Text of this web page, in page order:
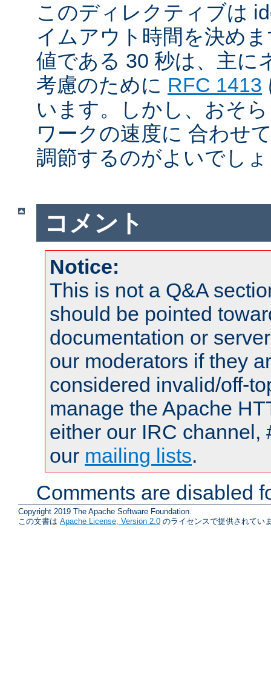
このディレクティブは
イムアウト時間を決め
値である 30 秒は、主に
考慮のために RFC 1413
います。しかし、おそ
ワークの速度に 合わせ
調節するのがよいでし
コメント
Notice:
This is not a Q&A
should be pointed
documentation or
our moderators if they
considered invalid/off-
manage the Apache
either our IRC channel,
our mailing lists.
Comments are disabled
Copyright 2019 The Apache Software Foundation.
この文書は Apache License, Version 2.0 のライセンスで提供されてい